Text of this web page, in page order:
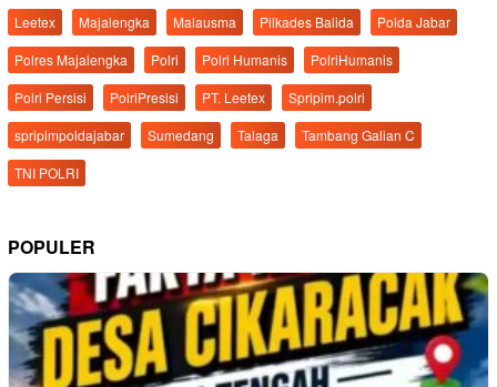
Leetex
Majalengka Malausma Pilkades Balida
Polda Jabar
Polres Majalengka
Polri Polri Humanis
PolriHumanis
Polri Persisi
PolriPresisi PT. Leetex
Spripim.polri
spripimpoldajabar
Sumedang Talaga
Tambang Galian C
TNI POLRI
POPULER